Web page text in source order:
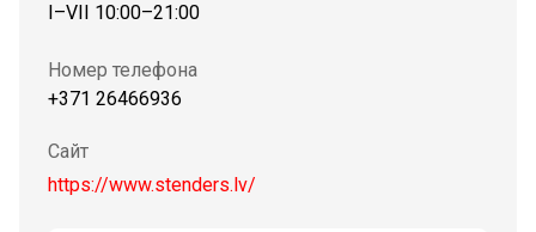
I–VII 10:00–21:00
Номер телефона
+371 26466936
Сайт
https://www.stenders.lv/